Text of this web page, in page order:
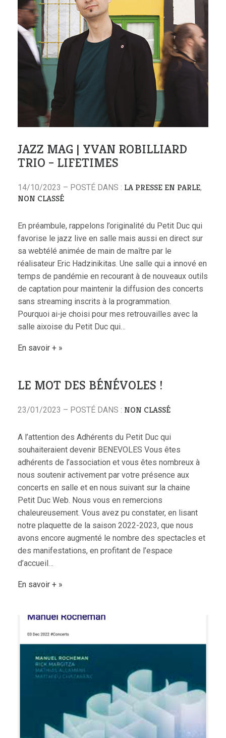
JAZZ MAG | YVAN ROBILLIARD
TRIO – LIFETIMES
14/10/2023 – POSTÉ DANS : LA PRESSE EN PARLE,
NON CLASSÉ
En préambule, rappelons l’originalité du Petit Duc qui
favorise le jazz live en salle mais aussi en direct sur
sa webtélé animée de main de maître par le
réalisateur Eric Hadzinikitas. Une salle qui a innové en
temps de pandémie en recourant à de nouveaux outils
de captation pour maintenir la diffusion des concerts
sans streaming inscrits à la programmation.
Pourquoi ai-je choisi pour mes retrouvailles avec la
salle aixoise du Petit Duc qui…
En savoir +
LE MOT DES BÉNÉVOLES !
23/01/2023 – POSTÉ DANS : NON CLASSÉ
A l’attention des Adhérents du Petit Duc qui
souhaiteraient devenir BENEVOLES Vous êtes
adhérents de l’association et vous êtes nombreux à
nous soutenir activement par votre présence aux
concerts en salle et en nous suivant sur la chaine
Petit Duc Web. Nous vous en remercions
chaleureusement. Vous avez pu constater, en lisant
notre plaquette de la saison 2022-2023, que nous
avons encore augmenté le nombre des spectacles et
des manifestations, en profitant de l’espace
d’accueil…
En savoir +